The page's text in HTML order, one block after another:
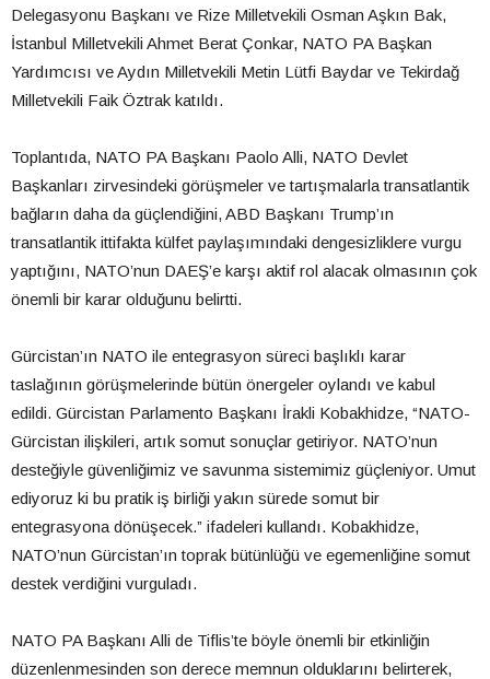
Delegasyonu Başkanı ve Rize Milletvekili Osman Aşkın Bak,
İstanbul Milletvekili Ahmet Berat Çonkar, NATO PA Başkan
Yardımcısı ve Aydın Milletvekili Metin Lütfi Baydar ve Tekirdağ
Milletvekili Faik Öztrak katıldı.
Toplantıda, NATO PA Başkanı Paolo Alli, NATO Devlet
Başkanları zirvesindeki görüşmeler ve tartışmalarla transatlantik
bağların daha da güçlendiğini, ABD Başkanı Trump’ın
transatlantik ittifakta külfet paylaşımındaki dengesizliklere vurgu
yaptığını, NATO’nun DAEŞ’e karşı aktif rol alacak olmasının çok
önemli bir karar olduğunu belirtti.
Gürcistan’ın NATO ile entegrasyon süreci başlıklı karar
taslağının görüşmelerinde bütün önergeler oylandı ve kabul
edildi. Gürcistan Parlamento Başkanı İrakli Kobakhidze, “NATO-
Gürcistan ilişkileri, artık somut sonuçlar getiriyor. NATO’nun
desteğiyle güvenliğimiz ve savunma sistemimiz güçleniyor. Umut
ediyoruz ki bu pratik iş birliği yakın sürede somut bir
entegrasyona dönüşecek.” ifadeleri kullandı. Kobakhidze,
NATO’nun Gürcistan’ın toprak bütünlüğü ve egemenliğine somut
destek verdiğini vurguladı.
NATO PA Başkanı Alli de Tiflis’te böyle önemli bir etkinliğin
düzenlenmesinden son derece memnun olduklarını belirterek,